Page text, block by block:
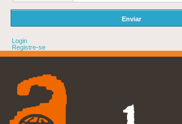
Login
Registre-se